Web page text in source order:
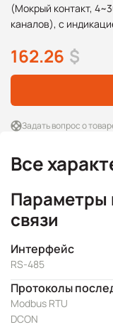
(Мокрый контакт,
каналов), с
162.26 $
Задать вопрос о
Все
Параметры
связи
Интерфейс
RS-485
Протоколы
Modbus RTU
DCON